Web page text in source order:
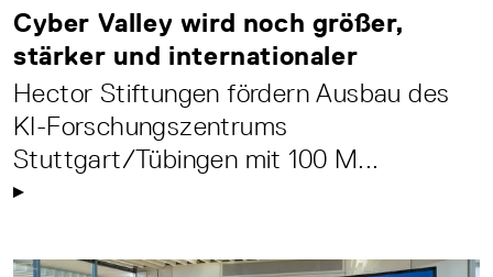
Cyber Valley wird noch größer,
stärker und internationaler
Hector Stiftungen fördern Ausbau des
KI-Forschungszentrums
Stuttgart/Tübingen mit 100 M...